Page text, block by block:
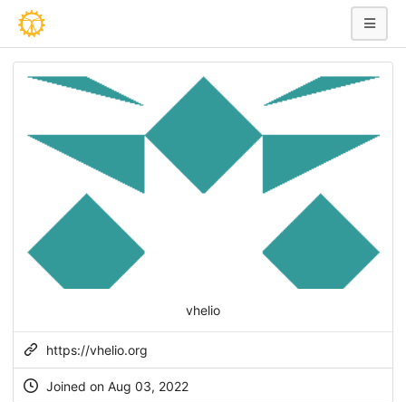
vhelio
https://vhelio.org
Joined on Aug 03, 2022